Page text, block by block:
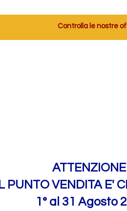
Controlla le nostre
ATTENZIONE
IL PUNTO VENDITA E'
1° al 31 Agosto